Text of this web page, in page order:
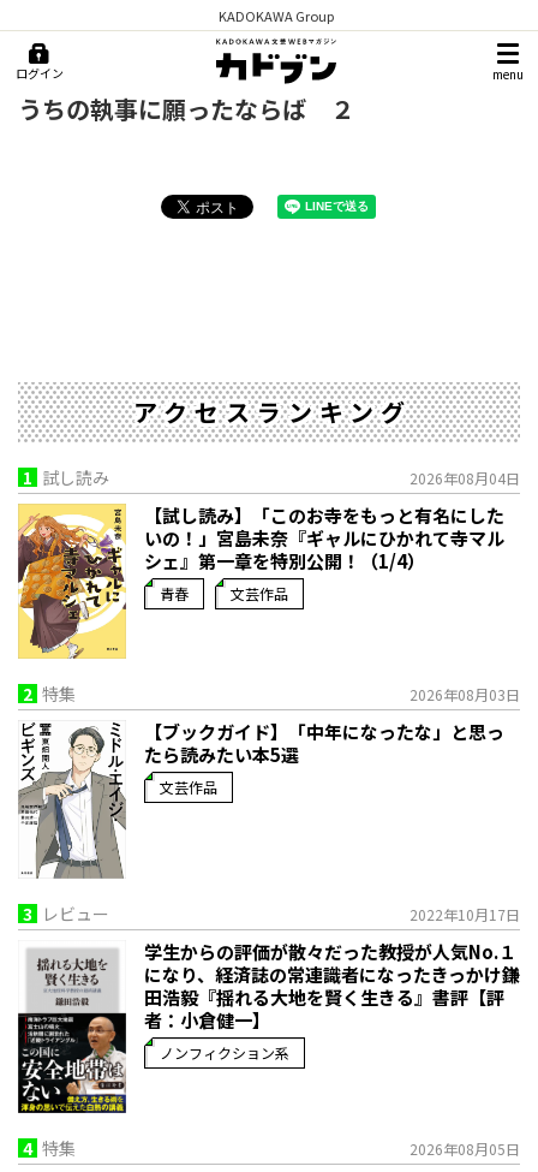
KADOKAWA Group
ログイン menu
うちの執事に願ったならば ２
アクセスランキング
1 試し読み 2026年08月04日
【試し読み】「このお寺をもっと有名にした
いの！」宮島未奈『ギャルにひかれて寺マル
シェ』第一章を特別公開！（1/4）
青春 文芸作品
2 特集 2026年08月03日
【ブックガイド】「中年になったな」と思っ
たら読みたい本5選
文芸作品
3 レビュー 2022年10月17日
学生からの評価が散々だった教授が人気No.１
になり、経済誌の常連識者になったきっかけ――鎌
田浩毅『揺れる大地を賢く生きる』書評【評
者：小倉健一】
ノンフィクション系
4 特集 2026年08月05日